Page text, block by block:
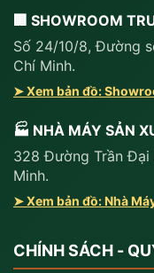
🏢 SHOWROOM
Số 24/10/8, Đường
Chí Minh.
➤ Xem bản đồ:
🏭 NHÀ MÁY SẢN
328 Đường Trần Đại
Minh.
➤ Xem bản đồ: Nhà
CHÍNH SÁCH -